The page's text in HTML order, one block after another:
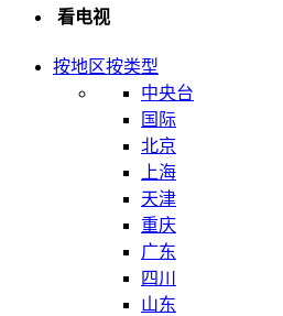
看电视
按地区按类型
中央台
国际
北京
上海
天津
重庆
广东
四川
山东